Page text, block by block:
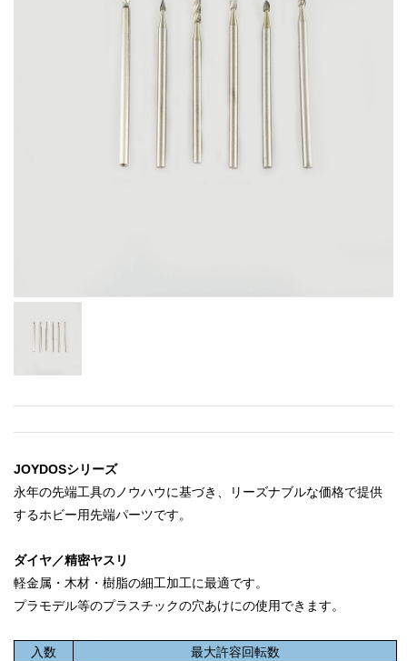
JOYDOSシリーズ
永年の先端工具のノウハウに基づき、リーズナブルな価格で提供
するホビー用先端パーツです。
ダイヤ／精密ヤスリ
軽金属・木材・樹脂の細工加工に最適です。
プラモデル等のプラスチックの穴あけにの使用できます。
入数
最大許容回転数